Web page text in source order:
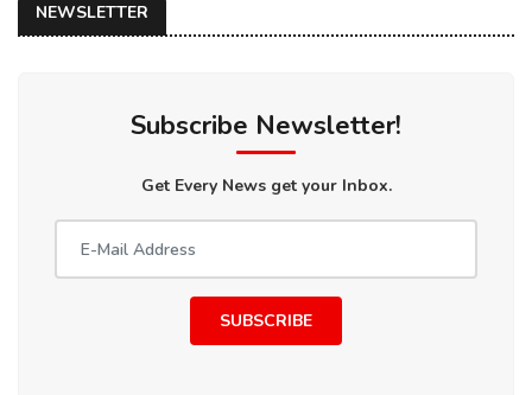
NEWSLETTER
Subscribe Newsletter!
Get Every News get your Inbox.
SUBSCRIBE